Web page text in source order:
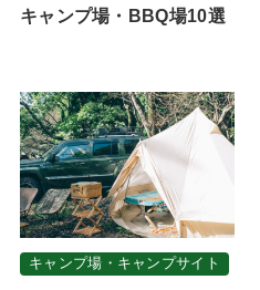
キャンプ場・BBQ場10選
キャンプ場・キャンプサイト